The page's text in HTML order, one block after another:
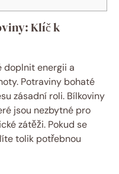
Klíč k
doplnit energii a
Potraviny bohaté
zásadní roli. Bílkoviny
jsou nezbytné pro
zátěži. Pokud se
tolik potřebnou